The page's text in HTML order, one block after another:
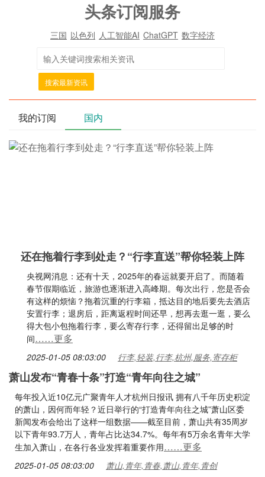
头条订阅服务
三国 以色列 人工智能AI ChatGPT 数字经济
搜索最新资讯
我的订阅 国内
还在拖着行李到处走？“行李直送”帮你轻装上阵
央视网消息：还有十天，2025年的春运就要开启了。而随着
春节假期临近，旅游也逐渐进入高峰期。每次出行，您是否会
有这样的烦恼？拖着沉重的行李箱，抵达目的地后要先去酒店
安置行李；退房后，距离返程时间还早，想再去逛一逛，要么
得大包小包拖着行李，要么寄存行李，还得留出足够的时
间……更多
2025-01-05 08:03:00 行李,轻装,行李,杭州,服务,寄存柜
萧山发布“青春十条”打造“青年向往之城”
每年投入近10亿元广聚青年人才杭州日报讯 拥有八千年历史积淀
的萧山，因何而年轻？近日举行的“打造青年向往之城”萧山区委
新闻发布会给出了这样一组数据——截至目前，萧山共有35周岁
以下青年93.7万人，青年占比达34.7%。每年有5万余名青年大学
生加入萧山，在各行各业发挥着重要作用……更多
2025-01-05 08:03:00 萧山,青年,青春,萧山,青年,青创